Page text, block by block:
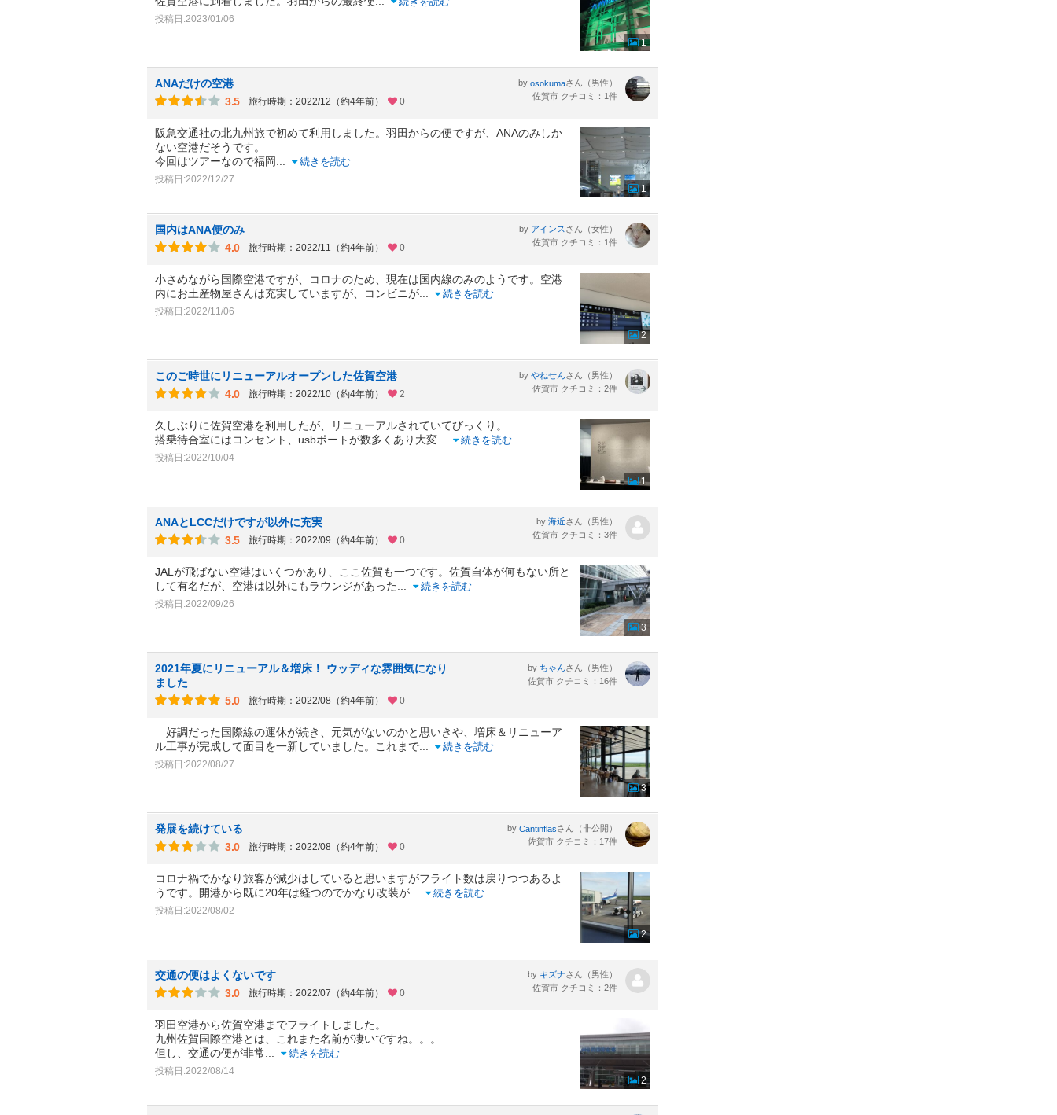
投稿日:2023/01/06
1
ANAだけの空港
3.5
旅行時期：2022/12（約4年前） 0
by osokumaさん（男性）
佐賀市 クチコミ：1件
阪急交通社の北九州旅で初めて利用しました。羽田からの便ですが、ANAのみしか
ない空港だそうです。
今回はツアーなので福岡
続きを読む
投稿日:2022/12/27
1
国内はANA便のみ
4.0
旅行時期：2022/11（約4年前） 0
by アインス さん（女性）
佐賀市 クチコミ：1件
小さめながら国際空港ですが、コロナのため、現在は国内線のみのようです。空港
内にお土産物屋さんは充実していますが、コンビニが
続きを読む
投稿日:2022/11/06
2
このご時世にリニューアルオープンした佐賀空港
4.0
旅行時期：2022/10（約4年前） 2
by やねせんさん（男性）
佐賀市 クチコミ：2件
久しぶりに佐賀空港を利用したが、リニューアルされていてびっくり。
搭乗待合室にはコンセント、usbポートが数多くあり大変
続きを読む
投稿日:2022/10/04
1
ANAとLCCだけですが以外に充実
3.5
旅行時期：2022/09（約4年前） 0
by 海近さん（男性）
佐賀市 クチコミ：3件
JALが飛ばない空港はいくつかあり、ここ佐賀も一つです。佐賀自体が何もない所と
して有名だが、空港は以外にもラウンジがあった
続きを読む
投稿日:2022/09/26
3
2021年夏にリニューアル＆増床！ ウッディな雰囲気になり
ました
5.0
旅行時期：2022/08（約4年前） 0
by ちゃんさん（男性）
佐賀市 クチコミ：16件
好調だった国際線の運休が続き、元気がないのかと思いきや、増床＆リニューア
ル工事が完成して面目を一新していました。これまで
続きを読む
投稿日:2022/08/27
3
発展を続けている
3.0
旅行時期：2022/08（約4年前） 0
by Cantinflasさん（非公開）
佐賀市 クチコミ：17件
コロナ禍でかなり旅客が減少はしていると思いますがフライト数は戻りつつあるよ
うです。開港から既に20年は経つのでかなり改装が
続きを読む
投稿日:2022/08/02
2
交通の便はよくないです
3.0
旅行時期：2022/07（約4年前） 0
by キズナさん（男性）
佐賀市 クチコミ：2件
羽田空港から佐賀空港までフライトしました。
九州佐賀国際空港とは、これまた名前が凄いですね。。。
但し、交通の便が非常
続きを読む
投稿日:2022/08/14
2